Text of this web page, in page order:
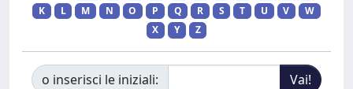
K
L M N O P Q R S T U V
W
X
Y Z
o inserisci le iniziali: